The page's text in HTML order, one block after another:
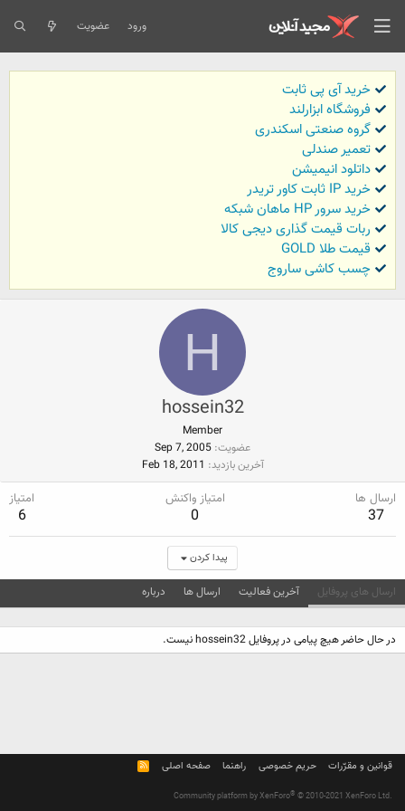
ورود عضویت
خرید آی پی ثابت
فروشگاه ابزارلند
گروه صنعتی اسکندری
تعمیر صندلی
داتلود انیمیشن
خرید IP ثابت کاور تریدر
خرید سرور HP ماهان شبکه
ربات قیمت گذاری دیجی کالا
قیمت طلا GOLD
چسب کاشی ساروج
H
hossein32
Member
عضویت Sep 7, 2005
آخرین بازدید Feb 18, 2011
ارسال ها
37
امتیاز واکنش
0
امتیاز
6
پیدا کردن
ارسال های پروفایل آخرین فعالیت ارسال ها درباره
در حال حاضر هیچ پیامی در پروفایل hossein32 نیست.
قوانین و مقرّرات حریم خصوصی راهنما صفحه اصلی
R
S
Community platform by XenForo® © 2010-2021 XenForo Ltd.